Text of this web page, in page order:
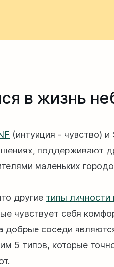
в жизнь
(интуиция - чувство)
поддерживают
маленьких
другие типы личности
чувствует себя
добрые соседи
5 типов, которые